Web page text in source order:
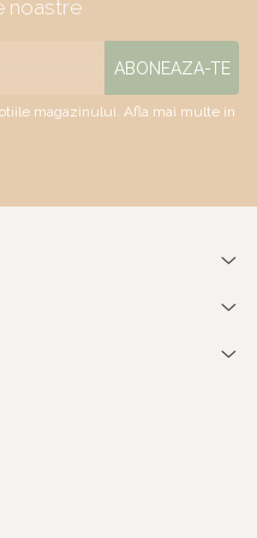
noastre
magazinului. Afla mai multe in